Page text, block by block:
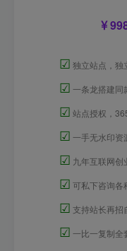
☑ 独立站点，独
☑ 一条龙搭建同
☑ 站点授权，
☑ 一手无水印资
☑ 九年互联网创
☑ 可私下咨询各
☑ 支持站长再招
☑ 一比一复制全